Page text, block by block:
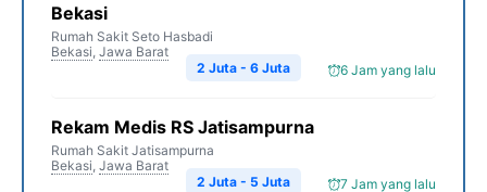
Bekasi
Rumah Sakit Seto Hasbadi
Bekasi, Jawa Barat
6 Jam yang lalu
2 Juta - 6 Juta
Rekam Medis RS Jatisampurna
Rumah Sakit Jatisampurna
Bekasi, Jawa Barat
7 Jam yang lalu
2 Juta - 5 Juta